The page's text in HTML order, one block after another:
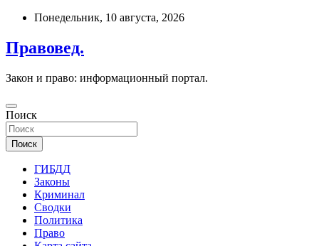
Перейти
содержимому
Понедельник, 10 августа, 2026
Правовед.
Закон и право: информационный портал.
Поиск
Поиск
ГИБДД
Законы
Криминал
Сводки
Политика
Право